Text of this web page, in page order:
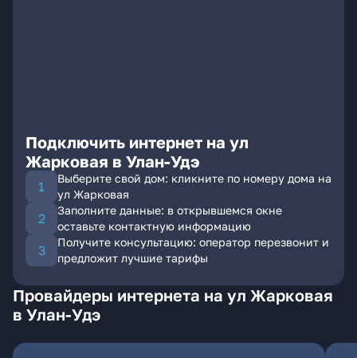
Подключить интернет на ул
Жарковая в Улан-Удэ
Выберите свой дом: кликните по номеру дома на
ул Жарковая
Заполните данные: в открывшемся окне
оставьте контактную информацию
Получите консультацию: оператор перезвонит и
предложит лучшие тарифы
Провайдеры интернета на ул Жарковая
в Улан-Удэ